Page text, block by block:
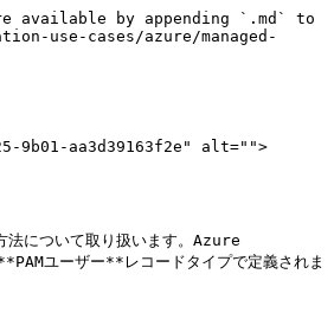
available by appending `.md` to
use-cases/azure/managed-
9b01-aa3d39163f2e" alt="">
について取り扱います。Azure
ユーザー**レコードタイプで定義されま